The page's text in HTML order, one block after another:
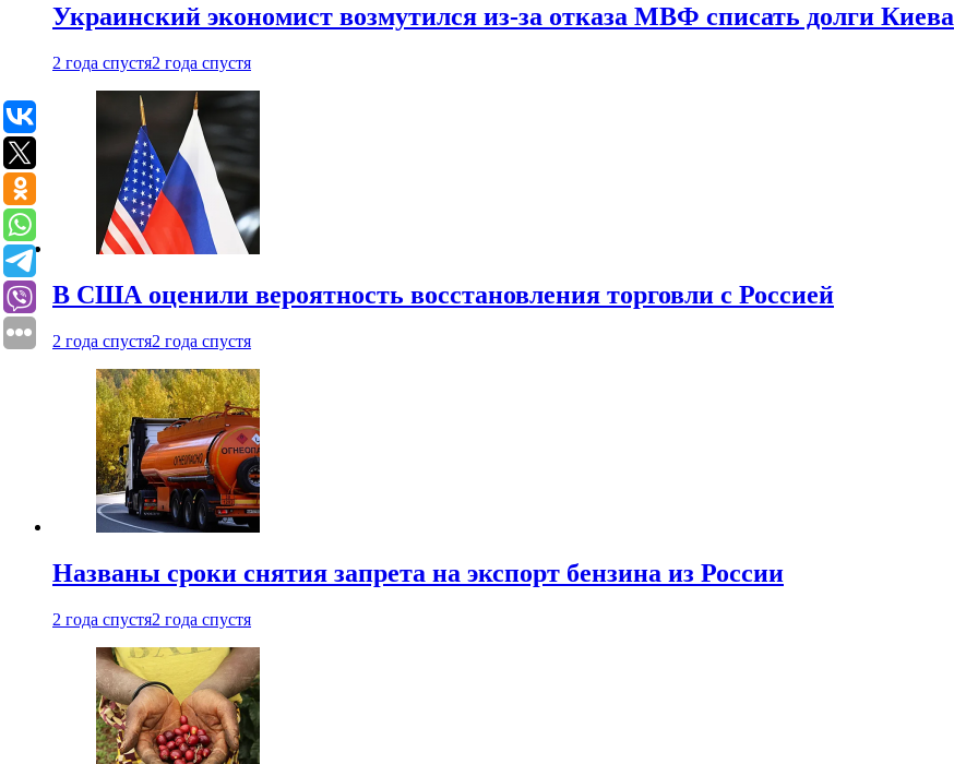
Украинский экономист возмутился из-за отказа МВФ списать долги Киева
2 года спустя2 года спустя
В США оценили вероятность восстановления торговли с Россией
2 года спустя2 года спустя
Названы сроки снятия запрета на экспорт бензина из России
2 года спустя2 года спустя